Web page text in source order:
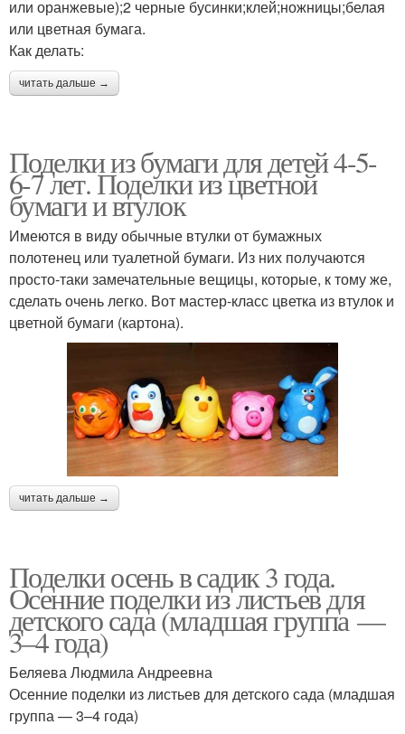
или оранжевые);2 черные бусинки;клей;ножницы;белая
или цветная бумага.
Как делать:
читать дальше →
Поделки из бумаги для детей 4-5-
6-7 лет. Поделки из цветной
бумаги и втулок
Имеются в виду обычные втулки от бумажных
полотенец или туалетной бумаги. Из них получаются
просто-таки замечательные вещицы, которые, к тому же,
сделать очень легко. Вот мастер-класс цветка из втулок и
цветной бумаги (картона).
читать дальше →
Поделки осень в садик 3 года.
Осенние поделки из листьев для
детского сада (младшая группа —
3–4 года)
Беляева Людмила Андреевна
Осенние поделки из листьев для детского сада (младшая
группа — 3–4 года)